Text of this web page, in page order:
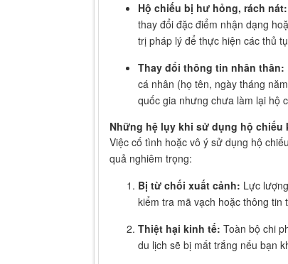
Hộ chiếu bị hư hỏng, rách nát:
thay đổi đặc điểm nhận dạng
trị pháp lý để thực hiện các thủ
Thay đổi thông tin nhân thân:
cá nhân (họ tên, ngày tháng
quốc gia nhưng chưa làm lại hộ
Những hệ lụy khi sử dụng hộ chiếu
Việc cố tình hoặc vô ý sử dụng hộ
quả nghiêm trọng:
Bị từ chối xuất cảnh: Lực
kiểm tra mã vạch hoặc thông tin
Thiệt hại kinh tế: Toàn bộ chi
du lịch sẽ bị mất trắng nếu bạn